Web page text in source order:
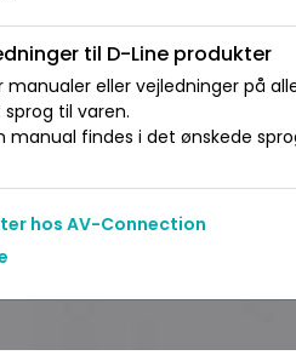
til D-Line produkter
eller vejledninger på
til varen.
findes i det ønskede
hos AV-Connection